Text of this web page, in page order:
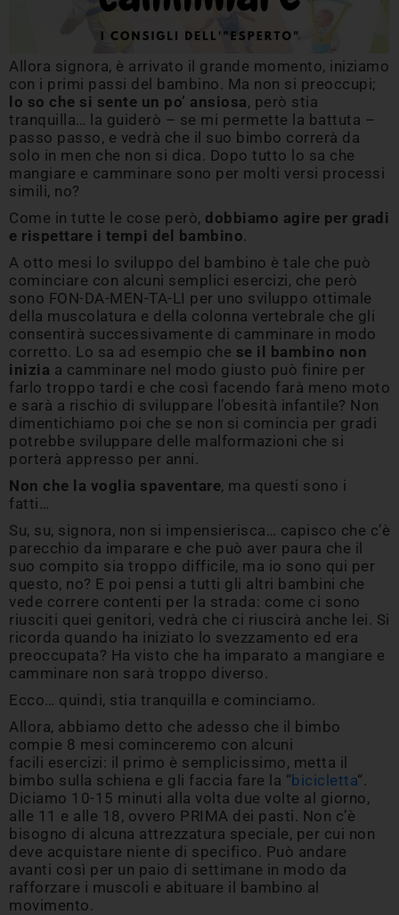
Allora signora, è arrivato il grande momento, iniziamo
con i primi passi del bambino. Ma non si preoccupi;
lo so che si sente un po’ ansiosa, però stia
tranquilla… la guiderò – se mi permette la battuta –
passo passo, e vedrà che il suo bimbo correrà da
solo in men che non si dica. Dopo tutto lo sa che
mangiare e camminare sono per molti versi processi
simili, no?
Come in tutte le cose però, dobbiamo agire per gradi
e rispettare i tempi del bambino.
A otto mesi lo sviluppo del bambino è tale che può
cominciare con alcuni semplici esercizi, che però
sono FON-DA-MEN-TA-LI per uno sviluppo ottimale
della muscolatura e della colonna vertebrale che gli
consentirà successivamente di camminare in modo
corretto. Lo sa ad esempio che se il bambino non
inizia a camminare nel modo giusto può finire per
farlo troppo tardi e che così facendo farà meno moto
e sarà a rischio di sviluppare l’obesità infantile? Non
dimentichiamo poi che se non si comincia per gradi
potrebbe sviluppare delle malformazioni che si
porterà appresso per anni.
Non che la voglia spaventare, ma questi sono i
fatti…
Su, su, signora, non si impensierisca… capisco che c’è
parecchio da imparare e che può aver paura che il
suo compito sia troppo difficile, ma io sono qui per
questo, no? E poi pensi a tutti gli altri bambini che
vede correre contenti per la strada: come ci sono
riusciti quei genitori, vedrà che ci riuscirà anche lei. Si
ricorda quando ha iniziato lo svezzamento ed era
preoccupata? Ha visto che ha imparato a mangiare e
camminare non sarà troppo diverso.
Ecco… quindi, stia tranquilla e cominciamo.
Allora, abbiamo detto che adesso che il bimbo
compie 8 mesi cominceremo con alcuni
facili esercizi: il primo è semplicissimo, metta il
bimbo sulla schiena e gli faccia fare la “ bicicletta“.
Diciamo 10-15 minuti alla volta due volte al giorno,
alle 11 e alle 18, ovvero PRIMA dei pasti. Non c’è
bisogno di alcuna attrezzatura speciale, per cui non
deve acquistare niente di specifico. Può andare
avanti così per un paio di settimane in modo da
rafforzare i muscoli e abituare il bambino al
movimento.